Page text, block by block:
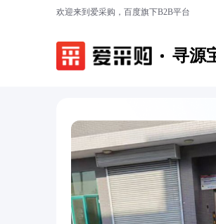
欢迎来到爱采购，百度旗下B2B平台
寻源